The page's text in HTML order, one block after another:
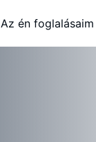
Az én foglalásaim